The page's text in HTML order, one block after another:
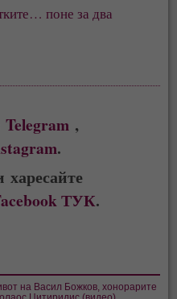
поне за два
Telegram ,
.
ТУК.
на Васил Божков, хонорарите
Цитиридис (видео)